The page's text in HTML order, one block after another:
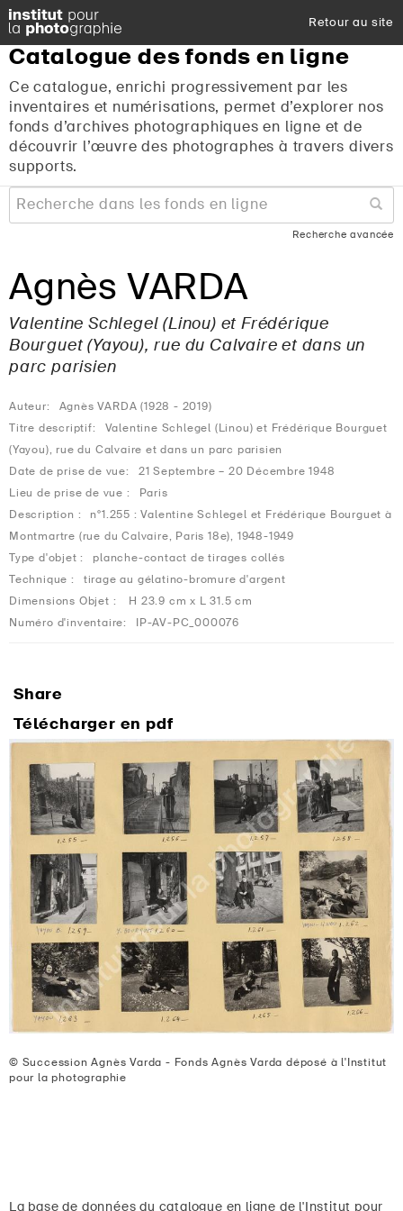
Retour au site
Catalogue des fonds en ligne
Ce catalogue, enrichi progressivement par les
inventaires et numérisations, permet d’explorer nos
fonds d’archives photographiques en ligne et de
découvrir l’œuvre des photographes à travers divers
supports.
Recherche avancée
Agnès VARDA
Valentine Schlegel (Linou) et Frédérique
Bourguet (Yayou), rue du Calvaire et dans un
parc parisien
Auteur:
Agnès VARDA (1928 - 2019)
Titre descriptif:
Valentine Schlegel (Linou) et Frédérique Bourguet
(Yayou), rue du Calvaire et dans un parc parisien
Date de prise de vue:
21 Septembre – 20 Décembre 1948
Lieu de prise de vue :
Paris
Description :
n°1.255 : Valentine Schlegel et Frédérique Bourguet à
Montmartre (rue du Calvaire, Paris 18e), 1948-1949
Type d'objet :
planche-contact de tirages collés
Technique :
tirage au gélatino-bromure d'argent
Dimensions Objet :
H 23.9 cm x L 31.5 cm
Numéro d'inventaire:
IP-AV-PC_000076
Share
Télécharger en pdf
© Succession Agnès Varda - Fonds Agnès Varda déposé à l'Institut
pour la photographie
La base de données du catalogue en ligne de l'Institut pour